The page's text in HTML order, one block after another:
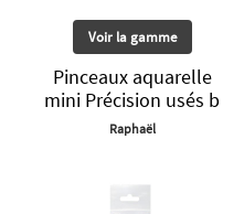
Voir la gamme
Pinceaux aquarelle
mini Précision usés b
Raphaël